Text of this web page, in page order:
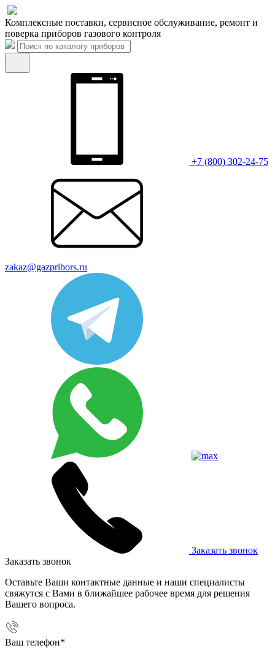
Комплексные поставки, сервисное обслуживание, ремонт и
поверка приборов газового контроля
+7 (800) 302-24-75
zakaz@gazpribors.ru
Заказать звонок
Заказать звонок
Оставьте Ваши контактные данные и наши специалисты
свяжутся с Вами в ближайшее рабочее время для решения
Вашего вопроса.
Ваш телефон*